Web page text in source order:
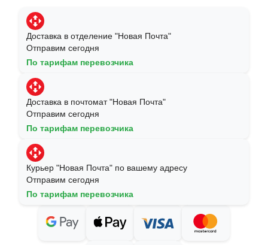
Доставка в отделение "Новая Почта"
Отправим сегодня
По тарифам перевозчика
Доставка в почтомат "Новая Почта"
Отправим сегодня
По тарифам перевозчика
Курьер "Новая Почта" по вашему адресу
Отправим сегодня
По тарифам перевозчика